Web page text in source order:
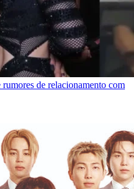
de relacionamento com